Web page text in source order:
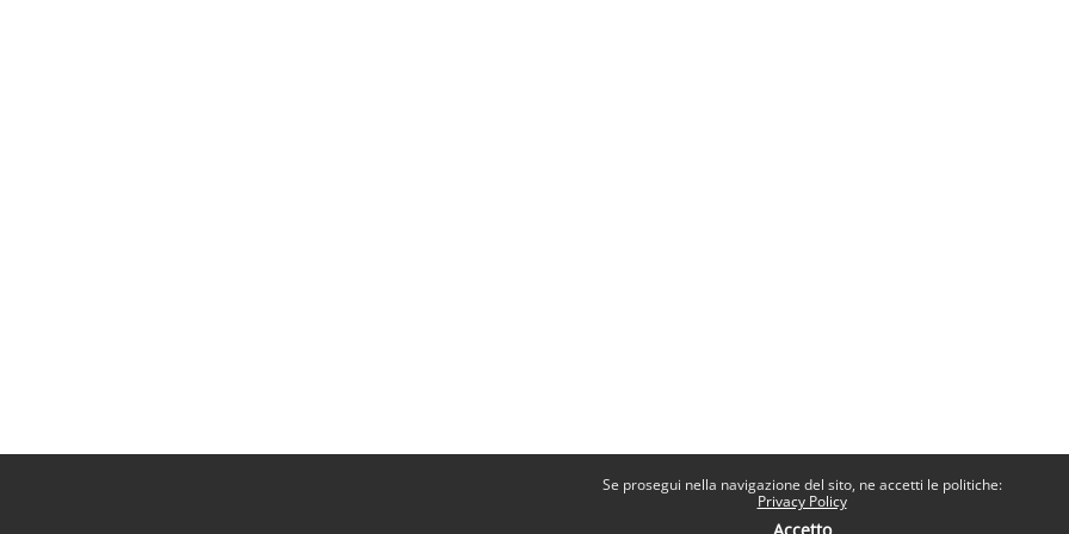
Se prosegui nella navigazione del sito, ne accetti le politiche:
Privacy Policy